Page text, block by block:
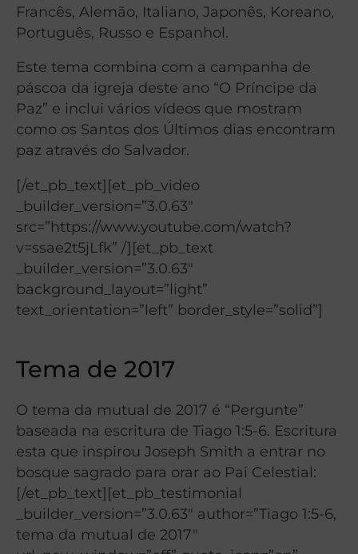
Francês, Alemão, Italiano, Japonês, Koreano,
Português, Russo e Espanhol.
Este tema combina com a campanha de
páscoa da igreja deste ano “O Príncipe da
Paz” e inclui vários vídeos que mostram
como os Santos dos Últimos dias encontram
paz através do Salvador.
[/et_pb_text][et_pb_video
_builder_version=”3.0.63″
src=”https://www.youtube.com/watch?
v=ssae2t5jLfk” /][et_pb_text
_builder_version=”3.0.63″
background_layout=”light”
text_orientation=”left” border_style=”solid”]
Tema de 2017
O tema da mutual de 2017 é “Pergunte”
baseada na escritura de Tiago 1:5-6. Escritura
esta que inspirou Joseph Smith a entrar no
bosque sagrado para orar ao Pai Celestial:
[/et_pb_text][et_pb_testimonial
_builder_version=”3.0.63″ author=”Tiago 1:5-6,
tema da mutual de 2017″